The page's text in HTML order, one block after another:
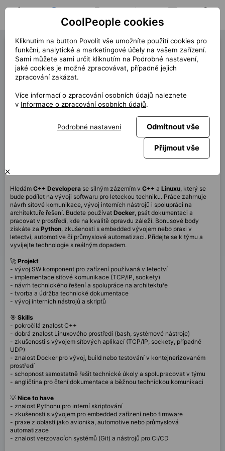
Hledat pozici Moje pozice Notifikace
C++ Developer (40024)
« zpět
Místo
Start (délka)
8/2025
40%
Hledám C++ Developera se silným zázemím v C++ a Linuxu, který se
bude podílet na vývoji softwaru pro leteckou techniku. Práce zahrnuje
návrh síťové komunikace, vývoj interních nástrojů i spolupráci na
architektuře řešení. Budete používat Docker, psát dokumentaci a
pracovat v prostředí, kde na kvalitě opravdu záleží. Bonusové body
získáte za Python, zkušenosti s embedded vývojem nebo praxi v
letectví, automotive či průmyslové automatizaci. Přidejte se k týmu a
vyvíjejte technologie s reálným dopadem.
🚀 Projekt
- vývoj SW komponent pro zařízení používaná v letectví
- implementace síťové komunikace (TCP/IP, sockety)
- návrh technického řešení a spolupráce na architektuře
- tvorba a údržba technické dokumentace
- vývoj interních nástrojů a skriptů
🎯 Skills
- pokročilá znalost C++
- dobrá znalost Linuxového prostředí (bash, systémové nástroje)
- zkušenosti s vývojem síťových aplikací (TCP/IP, sockety, případně
UDP)
- znalost Docker pro vývoj, build nebo testování v kontejnerizovaném
prostředí
- schopnost samostatně řešit technické úkoly a spolupracovat v týmu
- angličtina pro čtení dokumentace a běžnou technickou komunikaci
💡 Nice to have
- znalost Pythonu pro interní skriptování
- zkušenosti s vývojem pro embedded zařízení nebo firmware
- praxe z oblastí jako avionika, automotive nebo průmyslová
automatizace
- znalost verzovacích systémů (Git) a nástrojů pro CI/CD
CoolPeople cookies
Kliknutím na button Povolit vše umožníte použití cookies pro
funkční, analytické a marketingové účely na vašem zařízení.
Sami můžete sami určit kliknutím na Podrobné nastavení,
jaké cookies je možné zpracovávat, případně jejich
zpracování zakázat.
Více informací o zpracování osobních údajů naleznete
v Informace o zpracování osobních údajů.
Podrobné nastavení Odmítnout vše
Přijmout vše